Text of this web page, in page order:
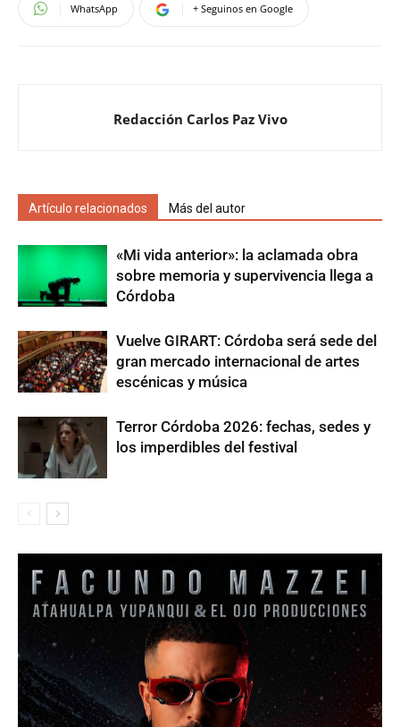
WhatsApp + Seguinos en Google
Redacción Carlos Paz Vivo
Artículo relacionados Más del autor
«Mi vida anterior»: la aclamada obra
sobre memoria y supervivencia llega a
Córdoba
Vuelve GIRART: Córdoba será sede del
gran mercado internacional de artes
escénicas y música
Terror Córdoba 2026: fechas, sedes y
los imperdibles del festival